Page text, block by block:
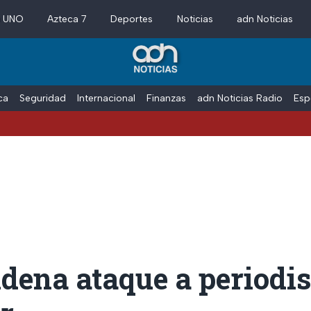
Azteca 7 Deportes Noticias adn Noticias
Seguridad Internacional Finanzas adn Noticias Radio
ataque a